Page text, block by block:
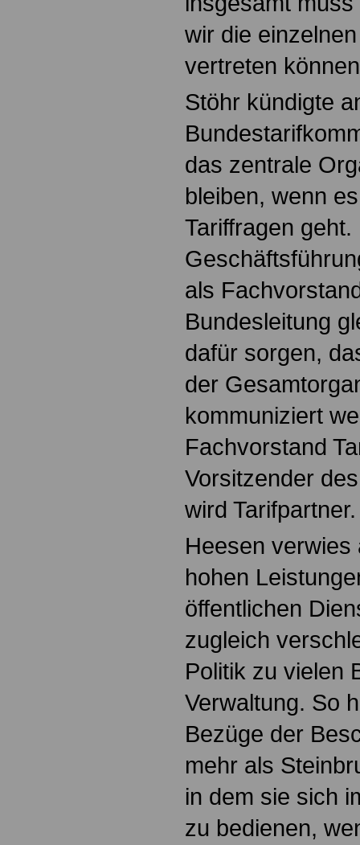
wir die
vertreten
Stöhr kündigte
das zentrale
bleiben, wenn
Tariffragen
als
Bundesleitung
dafür sorgen,
der
kommuniziert
Fachvorstand
Vorsitzender
wird Tarifpartner.
Heesen
hohen
öffentlichen
zugleich
Politik zu vielen
Verwaltung. So
Bezüge der
mehr als
in dem sie sich
zu bedienen,